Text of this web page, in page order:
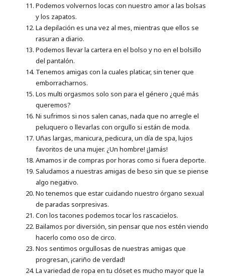
Podemos volvernos locas con nuestro amor a las bolsas
y los zapatos.
La depilación es una vez al mes, mientras que ellos se
rasuran a diario.
Podemos llevar la cartera en el bolso y no en el bolsillo
del pantalón.
Tenemos amigas con la cuales platicar, sin tener que
emborracharnos.
Los multi orgasmos solo son para el género ¿qué más
queremos?
Ni sufrimos si nos salen canas, nada que no arregle el
peluquero o llevarlas con orgullo si están de moda.
Uñas largas, manicura, pedicura, un día de spa, lujos
favoritos de una mujer. ¿Un hombre! ¡Jamás!
Amamos ir de compras por horas como si fuera deporte.
Saludamos a nuestras amigas de beso sin que se piense
algo negativo.
No tenemos que estar cuidando nuestro órgano sexual
de paradas sorpresivas.
Con los tacones podemos tocar los rascacielos.
Bailamos por diversión, sin pensar que nos estén viendo
hacerlo como oso de circo.
Nos sentimos orgullosas de nuestras amigas que
progresan, ¡cariño de verdad!
La variedad de ropa en tu clóset es mucho mayor que la